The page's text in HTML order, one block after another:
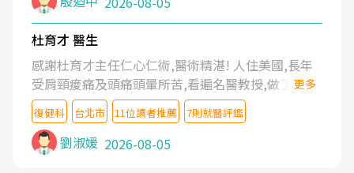
杜育才 醫生
感謝杜育才主任仁心仁術,醫術精湛! 人住美國,長年
受肩頸痠痛及頭痛頭暈所苦,看遍名醫教授,做了各種
檢查,也嘗試過西醫打針,中醫針灸及物理徒手治療都
沒有用,後來連吃到嗎啡類止痛藥都效果有限,只是壓
症狀,沒多久就痛起來,多年失眠嚴重影響生活品質.
台灣親友介紹忠孝醫院杜育才主任是頸頭症候群專
更多
復健科 台北市 11位讀者推薦 7則就醫評鑑
劉淑媛 2026-08-05